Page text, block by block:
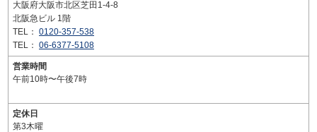
大阪府大阪市北区芝田1-4-8
北阪急ビル 1階
TEL： 0120-357-538
TEL： 06-6377-5108
営業時間
午前10時〜午後7時
定休日
第3木曜